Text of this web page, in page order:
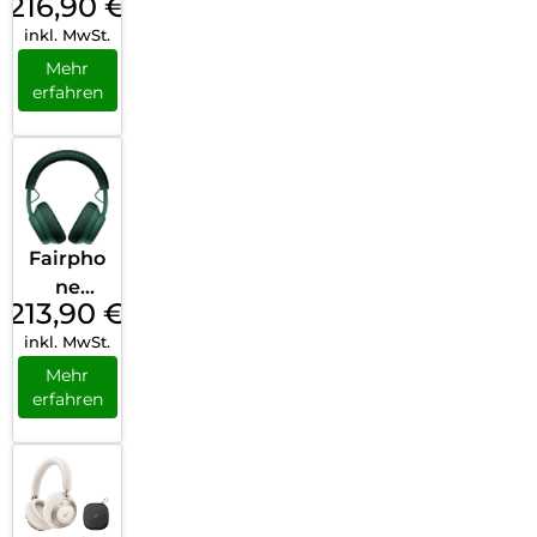
Fairbud
s XL
(2025)
Horizon
inkl. MwSt.
Mehr
erfahren
Fairpho
ne
Fairbud
s XL
(2025)
Forest
213,90 €
inkl. MwSt.
Mehr
erfahren